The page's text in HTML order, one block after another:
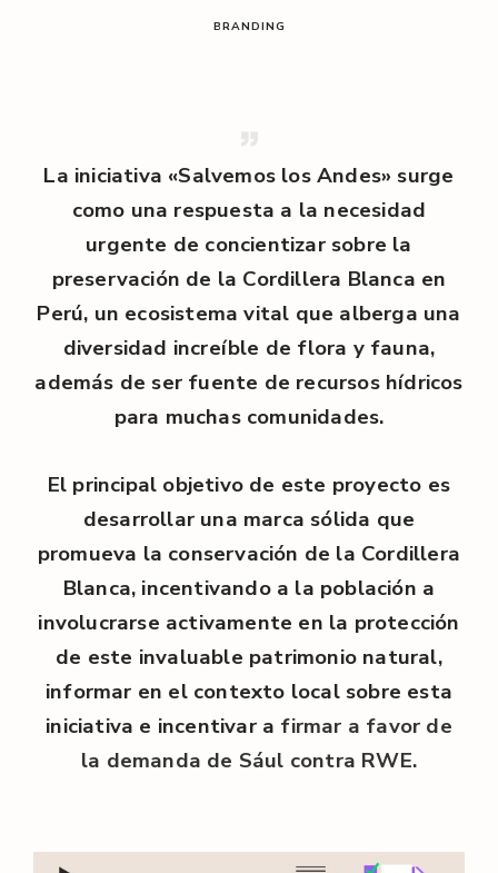
BRANDING
La iniciativa «Salvemos los Andes» surge
como una respuesta a la necesidad
urgente de concientizar sobre la
preservación de la Cordillera Blanca en
Perú, un ecosistema vital que alberga una
diversidad increíble de flora y fauna,
además de ser fuente de recursos hídricos
para muchas comunidades.
El principal objetivo de este proyecto es
desarrollar una marca sólida que
promueva la conservación de la Cordillera
Blanca, incentivando a la población a
involucrarse activamente en la protección
de este invaluable patrimonio natural,
informar en el contexto local sobre esta
iniciativa e incentivar a firmar a favor de
la demanda de Sául contra RWE.